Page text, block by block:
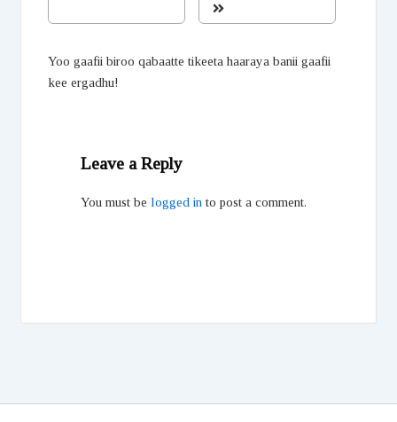
Yoo gaafii biroo qabaatte tikeeta haaraya banii gaafii
kee ergadhu!
Leave a Reply
You must belogged in to post a comment.